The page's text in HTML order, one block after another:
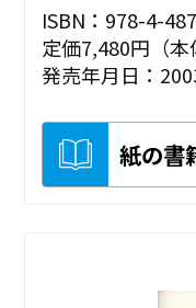
ISBN：978-4-
定価7,480円（本
発売年月日：
紙の書